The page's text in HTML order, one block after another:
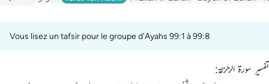
Vous lisez un tafsir pour le groupe d'Ayahs 99:1 à 99:8
تفسیر سورۃ الزلزلۃ: